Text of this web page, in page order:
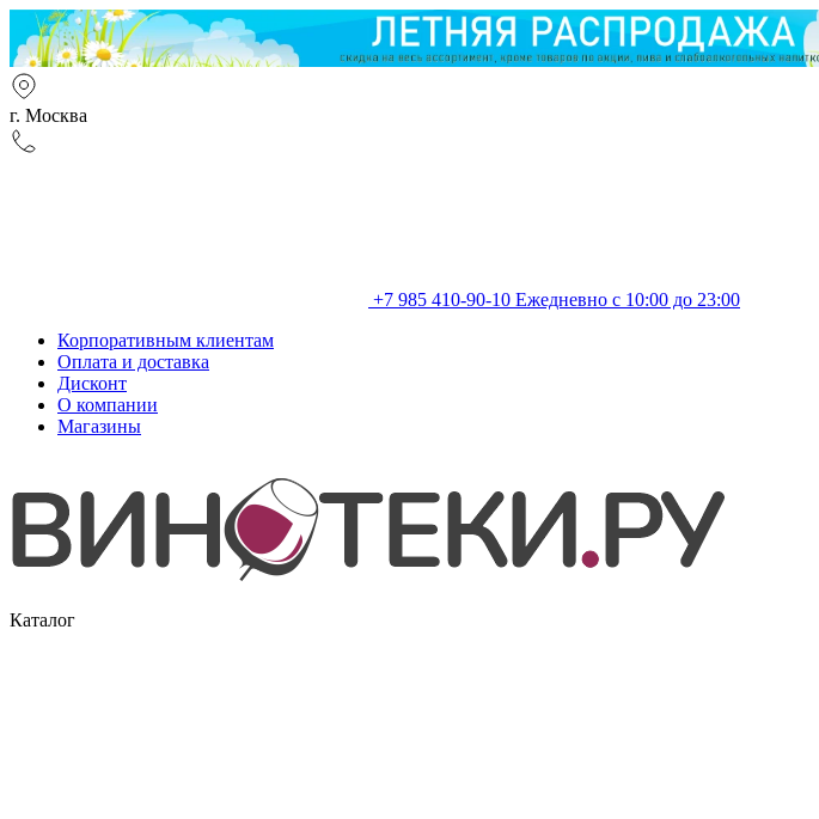
г. Москва
+7 985 410-90-10 Ежедневно с 10:00 до 23:00
Корпоративным клиентам
Оплата и доставка
Дисконт
О компании
Магазины
Каталог